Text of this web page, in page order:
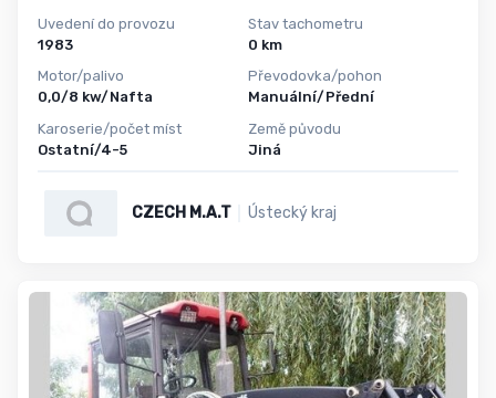
Uvedení do provozu
1983
Motor/palivo
0,0/8 kw/Nafta
Karoserie/počet míst
Ostatní/4-5
Stav tachometru
0 km
Převodovka/pohon
Manuální/Přední
Země původu
Jiná
CZECH M.A.T Ústecký kraj